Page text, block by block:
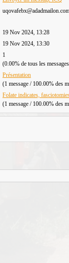
19 Nov 2024, 13:28
19 Nov 2024, 13:30
1
(0.00% de tous les
Présentation
(1 message / 100.00% des
Folate indicates,
(1 message / 100.00% des